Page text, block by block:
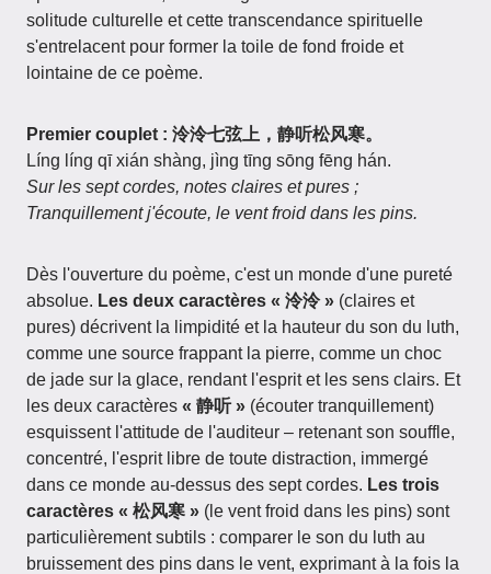
solitude culturelle et cette transcendance spirituelle
s'entrelacent pour former la toile de fond froide et
lointaine de ce poème.
Premier couplet : 泠泠七弦上，静听松风寒。
Líng líng qī xián shàng, jìng tīng sōng fēng hán.
Sur les sept cordes, notes claires et pures ;
Tranquillement j'écoute, le vent froid dans les pins.
Dès l'ouverture du poème, c'est un monde d'une pureté
absolue. Les deux caractères « 泠泠 » (claires et
pures) décrivent la limpidité et la hauteur du son du luth,
comme une source frappant la pierre, comme un choc
de jade sur la glace, rendant l'esprit et les sens clairs. Et
les deux caractères « 静听 » (écouter tranquillement)
esquissent l'attitude de l'auditeur – retenant son souffle,
concentré, l'esprit libre de toute distraction, immergé
dans ce monde au-dessus des sept cordes. Les trois
caractères « 松风寒 » (le vent froid dans les pins) sont
particulièrement subtils : comparer le son du luth au
bruissement des pins dans le vent, exprimant à la fois la